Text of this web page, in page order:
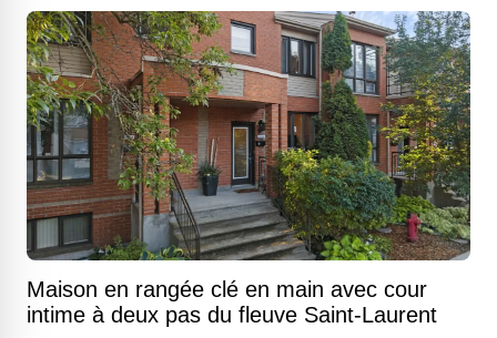
Maison en rangée clé en main avec cour
intime à deux pas du fleuve Saint-Laurent